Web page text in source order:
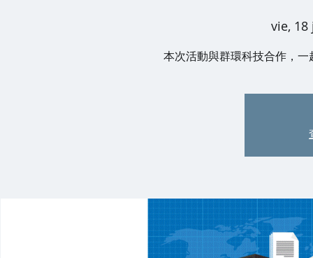
vie, 18
本次活動與群環科技合作，